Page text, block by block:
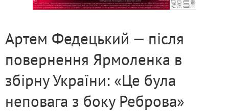
Артем Федецький — після
повернення Ярмоленка в
збірну України: «Це була
неповага з боку Реброва»